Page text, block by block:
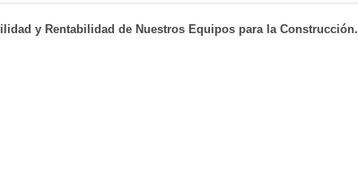
y Rentabilidad de Nuestros Equipos para la Construcción.